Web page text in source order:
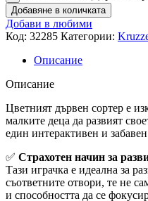
Добавяне в количката
Добави в любими
Код: 32285 Категории:
Описание
Описание
Цветният дървен сортер е
малките деца да развият
един интерактивен и
✅ Страхотен начин за
Тази играчка е идеална за
съответните отвори, те не
и способността да се